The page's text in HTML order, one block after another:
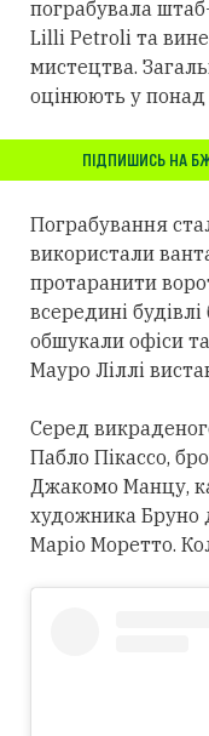
пограбувала
Lilli Petroli та
мистецтва.
оцінюють у понад
ПІДПИШИСЬ НА
Пограбування
використали
протаранити
всередині
обшукали офіси
Мауро Ліллі
Серед
Пабло Пікассо,
Джакомо Манцу,
художника Бруно
Маріо Моретто.